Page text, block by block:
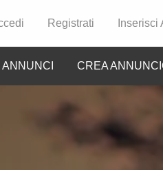
Registrati Inserisci
ANNUNCI CREA